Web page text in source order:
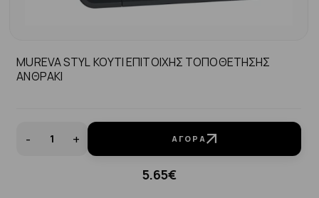
MUREVA STYL ΚΟΥΤΙ ΕΠΙΤΟΙΧΗΣ ΤΟΠΟΘΕΤΗΣΗΣ
ΑΝΘΡΑΚΙ
- + ΑΓΟΡΆ
5.65€